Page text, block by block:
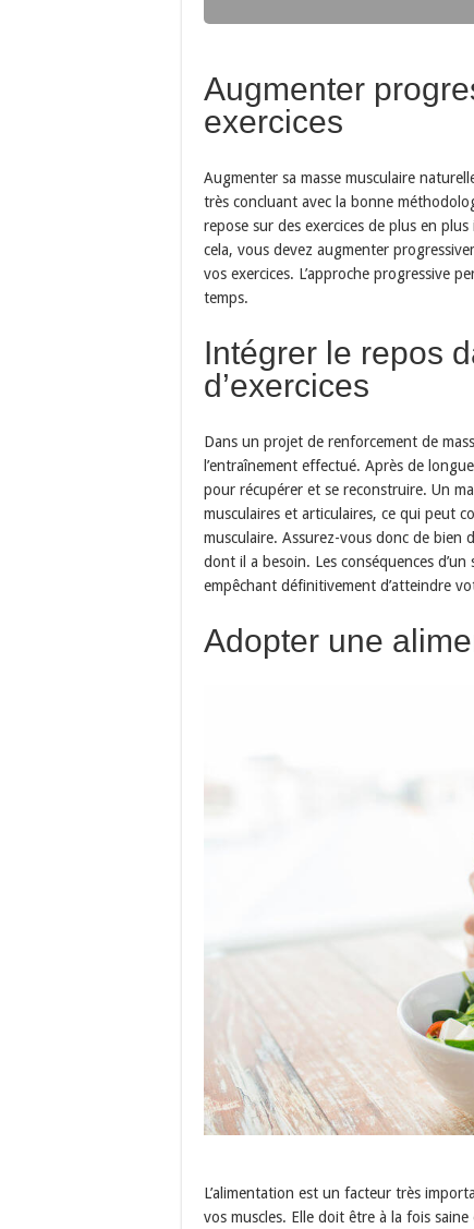
Augmenter
exercices
Augmenter sa masse musculaire
très concluant avec la bonne
repose sur des exercices de plus en
cela, vous devez augmenter
vos exercices. L’approche progressive
temps.
Intégrer le repos
d’exercices
Dans un projet de renforcement de
l’entraînement effectué. Après de
pour récupérer et se reconstruire. Un
musculaires et articulaires, ce qui peut
musculaire. Assurez-vous donc de bien
dont il a besoin. Les conséquences
empêchant définitivement d’atteindre
Adopter une
L’alimentation est un facteur très
vos muscles. Elle doit être à la fois